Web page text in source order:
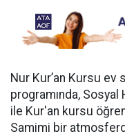
Nur Kur’an Kursu ev
programında,
ile Kur'an kursu
Samimi bir